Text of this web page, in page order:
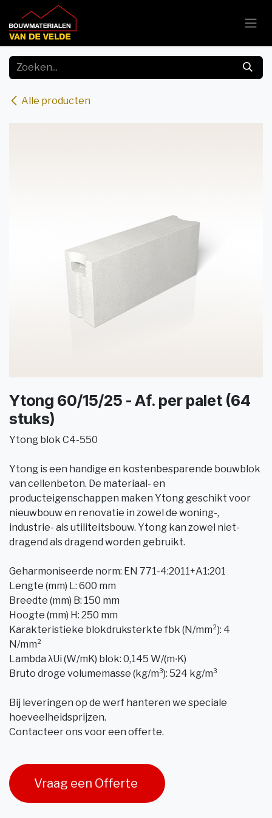
Overslaan naar inhoud
Alle producten
Ytong 60/15/25 - Af. per palet (64
stuks)
Ytong blok C4-550
Ytong is een handige en kostenbesparende bouwblok
van cellenbeton. De materiaal- en
producteigenschappen maken Ytong geschikt voor
nieuwbouw en renovatie in zowel de woning-,
industrie- als utiliteitsbouw. Ytong kan zowel niet-
dragend als dragend worden gebruikt.
Geharmoniseerde norm: EN 771-4:2011+A1:201
Lengte (mm) L: 600 mm
Breedte (mm) B: 150 mm
Hoogte (mm) H: 250 mm
Karakteristieke blokdruksterkte fbk (N/mm²): 4
N/mm²
Lambda λUi (W/mK) blok: 0,145 W/(m∙K)
Bruto droge volumemasse (kg/m³): 524 kg/m³
Bij leveringen op de werf hanteren we speciale
hoeveelheidsprijzen.
Contacteer ons voor een offerte.
Vraag een Offerte